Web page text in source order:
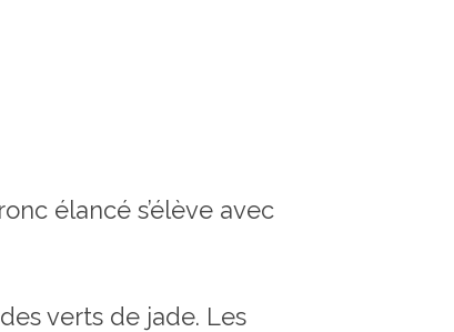
élancé s’élève avec
verts de jade. Les